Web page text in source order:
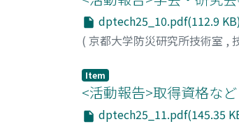
dptech25_10.pdf(112.9
( 京都大学防災研究所技術室 ,
Item
<活動報告>取得資格な
dptech25_11.pdf(145.35